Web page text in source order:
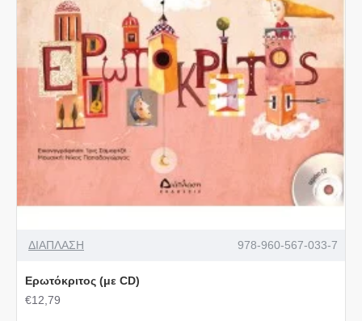
ΔΙΑΠΛΑΣΗ 978-960-567-033-7
Ερωτόκριτος (με CD)
€12,79